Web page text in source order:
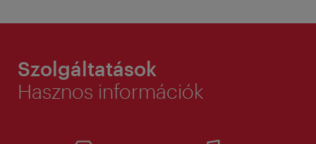
Szolgáltatások
Hasznos információk